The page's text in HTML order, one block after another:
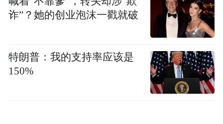
诈”？她的创业泡沫一戳就破
特朗普：我的支持率应该是
150%